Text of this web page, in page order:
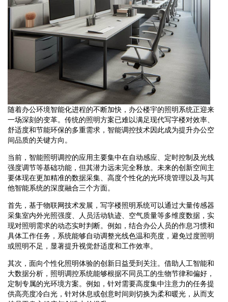
随着办公环境智能化进程的不断加快，办公楼宇的照明系统正迎来
一场深刻的变革。传统的照明方案已难以满足现代写字楼对效率、
舒适度和节能环保的多重需求，智能调控技术因此成为提升办公空
间品质的关键方向。
当前，智能照明调控的应用主要集中在自动感应、定时控制及光线
强度调节等基础功能，但其潜力远未完全释放。未来的创新空间主
要体现在更加精准的数据采集、高度个性化的光环境管理以及与其
他智能系统的深度融合三个方面。
首先，基于物联网技术发展，写字楼照明系统可以通过大量传感器
采集室内外光照强度、人员活动轨迹、空气质量等多维度数据，实
现对照明需求的动态实时判断。例如，结合办公人员的作息习惯和
具体工作任务，系统能够自动调整光线色温和亮度，避免过度照明
或照明不足，显著提升视觉舒适度和工作效率。
其次，面向个性化照明体验的创新日益受到关注。借助人工智能和
大数据分析，照明调控系统能够根据不同员工的生物节律和偏好，
定制专属的光环境方案。例如，针对需要高度集中注意力的任务提
供高亮度冷白光，针对休息或创意时间则切换为柔和暖光，从而支